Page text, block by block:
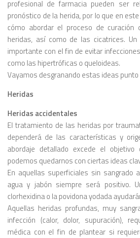
profesional de farmacia pueden ser
pronóstico de la herida, por lo que en
cómo abordar el proceso de
heridas, así como de las cicatrices.
importante con el fin de evitar
como las hipertróficas o queloideas.
Vayamos desgranando estas ideas punto
Heridas
Heridas accidentales
El tratamiento de las heridas por
dependerá de las características y
abordaje detallado excede el
podemos quedarnos con ciertas ideas
En aquellas superficiales sin sangrado
agua y jabón siempre será positivo.
clorhexidina o la povidona yodada
Aquellas heridas profundas, muy
infección (calor, dolor, supuración),
médica con el fin de plantear si